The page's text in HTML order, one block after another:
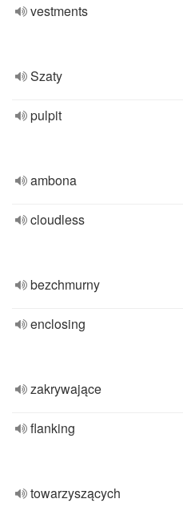
vestments
Szaty
pulpit
ambona
cloudless
bezchmurny
enclosing
zakrywające
flanking
towarzyszących